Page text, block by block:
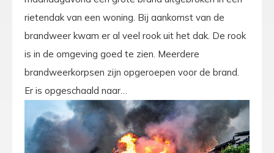
rietendak van een woning. Bij aankomst van de
brandweer kwam er al veel rook uit het dak. De rook
is in de omgeving goed te zien. Meerdere
brandweerkorpsen zijn opgeroepen voor de brand.
Er is opgeschaald naar…